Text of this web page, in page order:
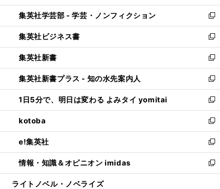
開
く
ウ
で
開
く
ン
ド
ウ
で
開
く
ウ
ィ
ン
ド
ウ
で
開
く
集英社学芸部 - 学芸・ノンフィクション
新
し
い
ウ
ィ
ン
ド
ウ
で
開
く
集英社ビジネス書
新
し
い
ウ
ィ
ン
ド
ウ
で
開
く
集英社新書
新
し
い
ウ
ィ
ン
ド
ウ
で
開
く
集英社新書プラス - 知の水先案内人
新
し
い
ウ
ィ
ン
ド
ウ
で
開
1日5分で、明日は変わる よみタイ yomitai
新
し
い
ウ
ィ
ン
ド
ウ
kotoba
新
し
い
ウ
ィ
ン
e!集英社
新
し
い
ウ
情報・知識＆オピニオン imidas
新
し
ライトノベル・ノベライズ